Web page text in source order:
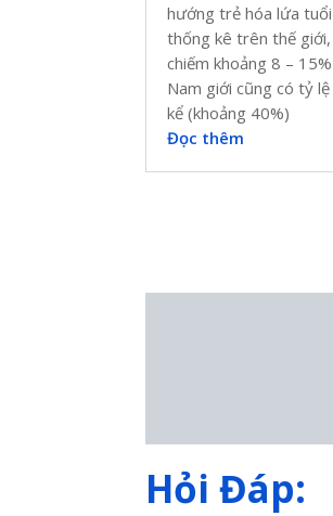
hướng trẻ hóa lứa
thống kê trên thế
chiếm khoảng 8 –
Nam giới cũng có tỷ
kể (khoảng 40%)
Đọc thêm
Hỏi Đáp: